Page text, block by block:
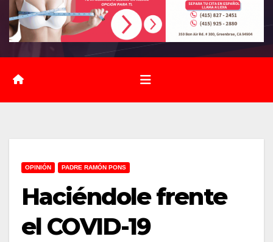
OPINIÓN PADRE RAMÓN PONS
Haciéndole frente
el COVID-19